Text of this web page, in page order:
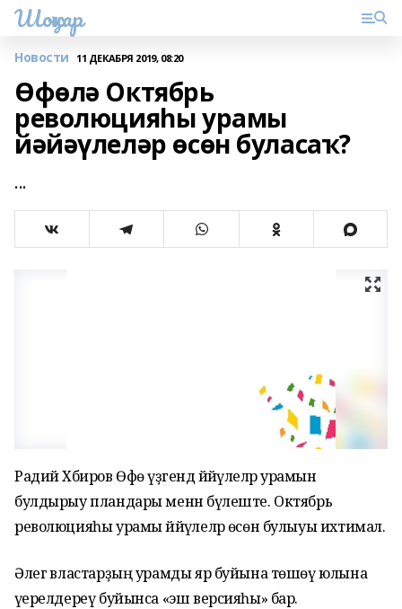
Шоңҡар
Новости 11 ДЕКАБРЯ 2019, 08:20
Өфөлә Октябрь
революцияһы урамы
йәйәүлеләр өсөн буласаҡ?
...
Радий Хәбиров Өфө үҙәгендә йәйәүлеләр урамын
булдырыу пландары менән бүлеште. Октябрь
революцияһы урамы йәйәүлеләр өсөн булыуы ихтимал.
Әлегә властарҙың урамды яр буйына төшөү юлына
әүерелдереү буйынса «эш версияһы» бар.